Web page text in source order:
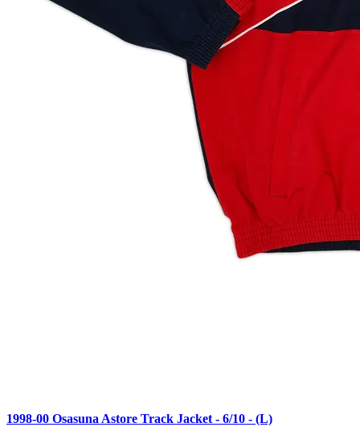
1998-00 Osasuna Astore Track Jacket - 6/10 - (L)